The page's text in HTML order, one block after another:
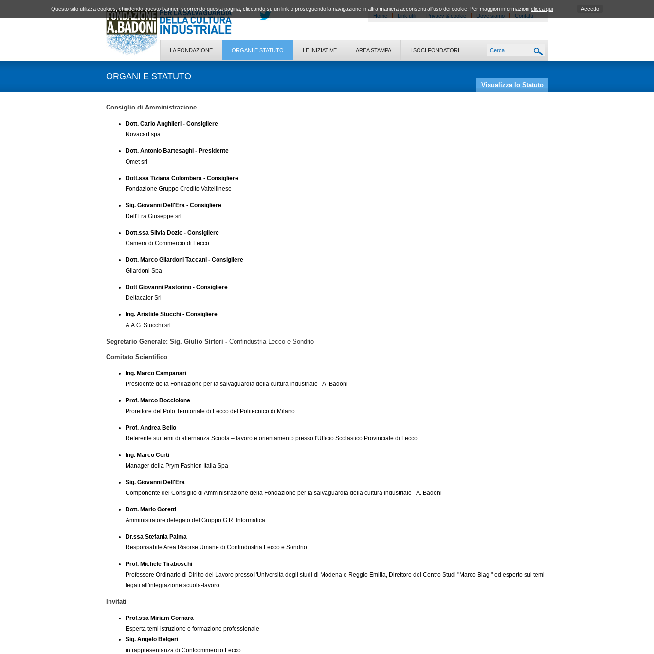
Home Link utili Privacy & cookie Dove siamo Contatti
LA FONDAZIONE ORGANI E STATUTO LE INIZIATIVE AREA STAMPA I SOCI FONDATORI
ORGANI E STATUTO
Consiglio di Amministrazione
Dott. Carlo Anghileri - Consigliere
Novacart spa
Dott. Antonio Bartesaghi - Presidente
Omet srl
Dott.ssa Tiziana Colombera - Consigliere
Fondazione Gruppo Credito Valtellinese
Sig. Giovanni Dell'Era - Consigliere
Dell'Era Giuseppe srl
Dott.ssa Silvia Dozio - Consigliere
Camera di Commercio di Lecco
Dott. Marco Gilardoni Taccani - Consigliere
Gilardoni Spa
Dott Giovanni Pastorino - Consigliere
Deltacalor Srl
Ing. Aristide Stucchi - Consigliere
A.A.G. Stucchi srl
Segretario Generale: Sig. Giulio Sirtori - Confindustria Lecco e Sondrio
Comitato Scientifico
Ing. Marco Campanari
Presidente della Fondazione per la salvaguardia della cultura industriale - A. Badoni
Prof. Marco Bocciolone
Prorettore del Polo Territoriale di Lecco del Politecnico di Milano
Prof. Andrea Bello
Referente sui temi di alternanza Scuola – lavoro e orientamento presso l'Ufficio Scolastico Provinciale di Lecco
Ing. Marco Corti
Manager della Prym Fashion Italia Spa
Sig. Giovanni Dell'Era
Componente del Consiglio di Amministrazione della Fondazione per la salvaguardia della cultura industriale - A. Badoni
Dott. Mario Goretti
Amministratore delegato del Gruppo G.R. Informatica
Dr.ssa Stefania Palma
Responsabile Area Risorse Umane di Confindustria Lecco e Sondrio
Prof. Michele Tiraboschi
Professore Ordinario di Diritto del Lavoro presso l'Università degli studi di Modena e Reggio Emilia, Direttore del Centro Studi "Marco Biagi" ed esperto sui temi
legati all'integrazione scuola-lavoro
Invitati
Prof.ssa Miriam Cornara
Esperta temi istruzione e formazione professionale
Sig. Angelo Belgeri
in rappresentanza di Confcommercio Lecco
Visualizza lo Statuto
Questo sito utilizza cookies, chiudendo questo banner, scorrendo questa pagina, cliccando su un link o proseguendo la navigazione in altra maniera acconsenti all'uso dei cookie. Per maggiori informazioni clicca qui Accetto